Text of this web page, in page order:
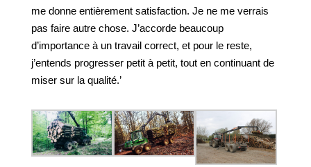
me donne entièrement satisfaction. Je ne me verrais
pas faire autre chose. J’accorde beaucoup
d’importance à un travail correct, et pour le reste,
j’entends progresser petit à petit, tout en continuant de
miser sur la qualité.’